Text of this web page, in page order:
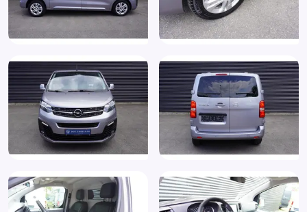
Mistlampen voor
MP3 aansluiting
Multimedia systeem
Navigatie
Navigatie-pakket
Navigatiesysteem
Navigatiesysteem full map
Parkeersensor voor
Passagiersstoel